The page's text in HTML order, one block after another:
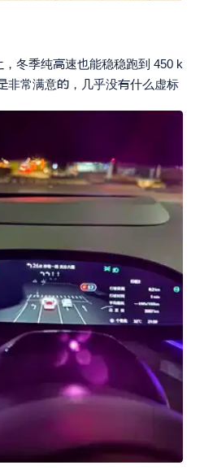
，冬季纯速也能稳稳跑到 450 k
非常满意 ，几乎没什么虚标